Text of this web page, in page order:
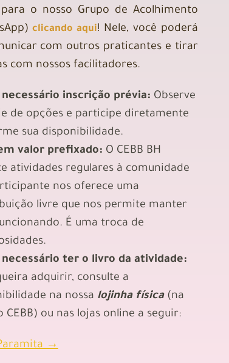
o nosso Grupo de Acolhimento
clicando aqui! Nele, você poderá
com outros praticantes e tirar
com nossos facilitadores.
necessário inscrição prévia: Observe
de opções e participe diretamente
sua disponibilidade.
valor prefixado: O CEBB BH
atividades regulares à comunidade
nos oferece uma
livre que nos permite manter
É uma troca de
necessário ter o livro da atividade:
adquirir, consulte a
na nossa lojinha física(na
CEBB) ou nas lojas online a seguir:
→